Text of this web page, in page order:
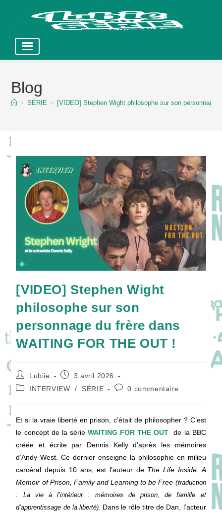
contentBlog
> SÉRIE > [VIDEO] Stephen Wight philosophe sur son personnage
[VIDEO] Stephen Wight
philosophe sur son
personnage du frère dans
WAITING FOR THE OUT !
Auteur/autrice
de
la
Lubiie
Publication
publiée :
3 avril 2026
PostINTERVIEW / SÉRIE
Commentaires
0 commentaire
Et si la vraie liberté en prison, c’était de philosopher ? C’est
le concept de la série WAITING FOR THE OUT de la BBC
créée et écrite par Dennis Kelly d’après les mémoires
d’Andy West. Ce dernier enseigne la philosophie en milieu
carcéral depuis 10 ans, est l’auteur de The Life Inside: A
Memoir of Prison, Family and Learning to be Free (traduction
: La vie à l’intérieur : mémoires de prison, de famille et
d’apprentissage de la liberté). Dans le rôle titre de Dan, l’acteur